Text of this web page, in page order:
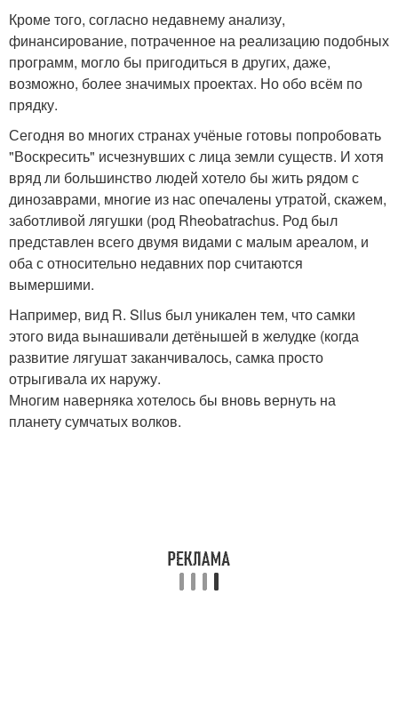
Кроме того, согласно недавнему анализу,
финансирование, потраченное на реализацию подобных
программ, могло бы пригодиться в других, даже,
возможно, более значимых проектах. Но обо всём по
прядку.
Сегодня во многих странах учёные готовы попробовать
"Воскресить" исчезнувших с лица земли существ. И хотя
вряд ли большинство людей хотело бы жить рядом с
динозаврами, многие из нас опечалены утратой, скажем,
заботливой лягушки (род Rheobatrachus. Род был
представлен всего двумя видами с малым ареалом, и
оба с относительно недавних пор считаются
вымершими.
Например, вид R. Silus был уникален тем, что самки
этого вида вынашивали детёнышей в желудке (когда
развитие лягушат заканчивалось, самка просто
отрыгивала их наружу.
Многим наверняка хотелось бы вновь вернуть на
планету сумчатых волков.